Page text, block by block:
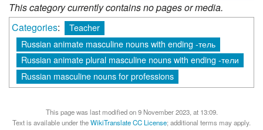
This category currently contains no pages or media.
Categories:
Teacher
Russian animate masculine nouns with ending -тель
Russian animate plural masculine nouns with ending -тели
Russian masculine nouns for professions
This page was last modified on 9 November 2023, at 13:09.
Text is available under theWikiTranslate CC License; additional terms may apply.